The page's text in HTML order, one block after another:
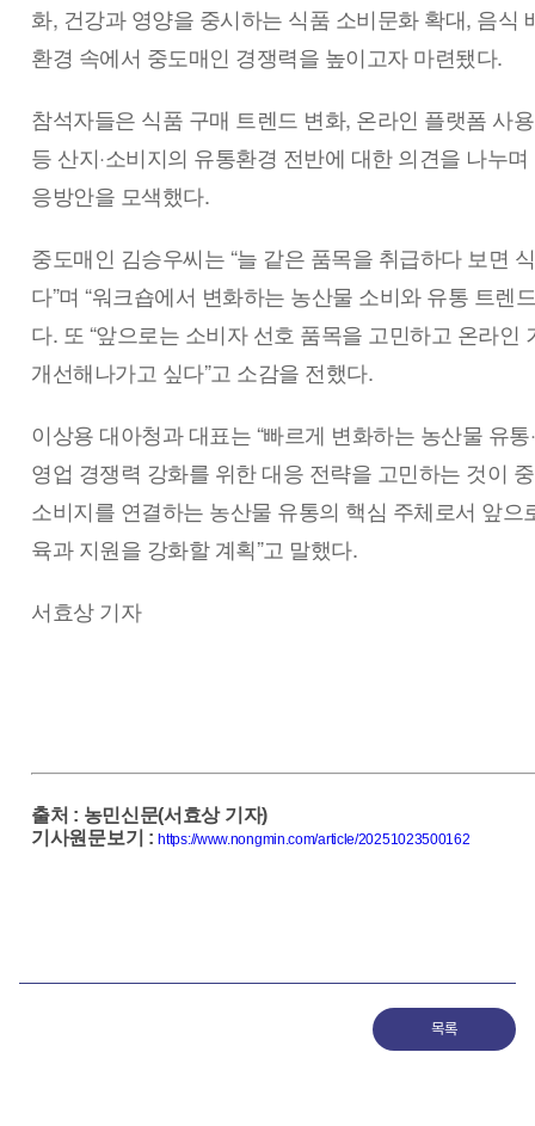
화, 건강과 영양을 중시하는 식품 소비문화 확대, 음식
환경 속에서 중도매인 경쟁력을 높이고자 마련됐다.
참석자들은 식품 구매 트렌드 변화, 온라인 플랫폼 사
등 산지·소비지의 유통환경 전반에 대한 의견을 나누
응방안을 모색했다.
중도매인 김승우씨는 “늘 같은 품목을 취급하다 보면
다”며 “워크숍에서 변화하는 농산물 소비와 유통 트렌
다. 또 “앞으로는 소비자 선호 품목을 고민하고 온라인
개선해나가고 싶다”고 소감을 전했다.
이상용 대아청과 대표는 “빠르게 변화하는 농산물 유
영업 경쟁력 강화를 위한 대응 전략을 고민하는 것이
소비지를 연결하는 농산물 유통의 핵심 주체로서 앞
육과 지원을 강화할 계획”고 말했다.
서효상 기자
출처 : 농민신문(서효상 기자)
기사원문보기 :https://www.nongmin.com/article/20251023500162
목록